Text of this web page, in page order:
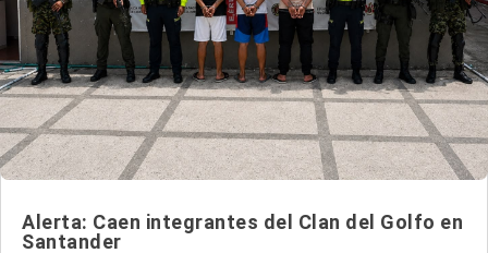
Alerta: Caen integrantes del Clan del Golfo en
Santander